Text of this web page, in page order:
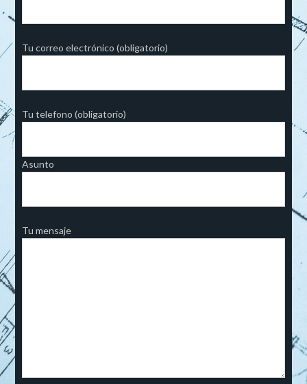
Tu correo electrónico (obligatorio)
Tu telefono (obligatorio)
Asunto
Tu mensaje